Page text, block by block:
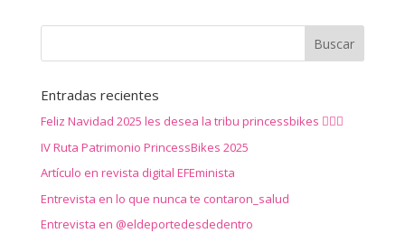
Entradas recientes
Feliz Navidad 2025 les desea la tribu princessbikes 🚴‍♀️✨
IV Ruta Patrimonio PrincessBikes 2025
Artículo en revista digital EFEminista
Entrevista en lo que nunca te contaron_salud
Entrevista en @eldeportedesdedentro